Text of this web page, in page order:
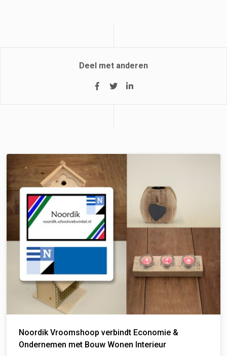
Deel met anderen
Noordik Vroomshoop verbindt Economie &
Ondernemen met Bouw Wonen Interieur